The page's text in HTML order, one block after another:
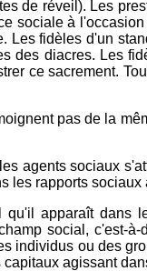
de réveil). Les
sociale à
fidèles d'un
diacres. Les
ce sacrement.
pas de la
agents sociaux
les rapports sociaux
apparaît dans
social, c'est-
individus ou des
agissant